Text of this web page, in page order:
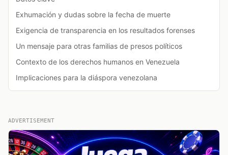
Exhumación y dudas sobre la fecha de muerte
Exigencia de transparencia en los resultados forenses
Un mensaje para otras familias de presos políticos
Contexto de los derechos humanos en Venezuela
Implicaciones para la diáspora venezolana
ADVERTISEMENT